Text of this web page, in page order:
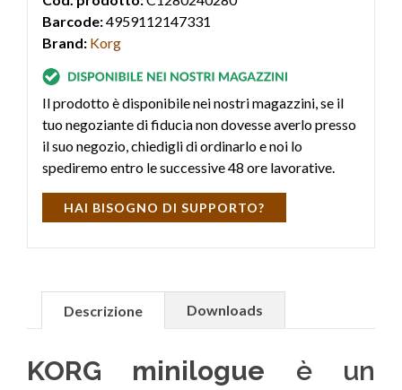
Barcode:4959112147331
Brand: Korg
Il prodotto è disponibile nei nostri magazzini, se il
tuo negoziante di fiducia non dovesse averlo presso
il suo negozio, chiedigli di ordinarlo e noi lo
spediremo entro le successive 48 ore lavorative.
HAI BISOGNO DI SUPPORTO?
Descrizione Downloads
KORG minilogue è un